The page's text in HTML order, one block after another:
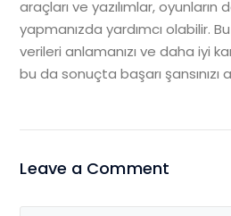
araçları ve yazılımlar,
yapmanızda yardımcı olabilir.
verileri anlamanızı ve daha iyi
bu da sonuçta başarı şansınızı
Leave a Comment